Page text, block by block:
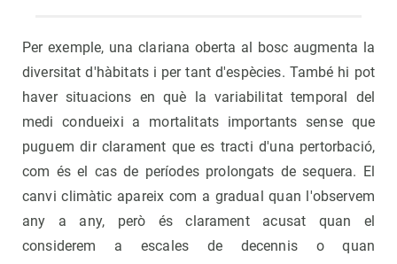
Per exemple, una clariana oberta al bosc augmenta la
diversitat d'hàbitats i per tant d'espècies. També hi pot
haver situacions en què la variabilitat temporal del
medi condueixi a mortalitats importants sense que
puguem dir clarament que es tracti d'una pertorbació,
com és el cas de períodes prolongats de sequera. El
canvi climàtic apareix com a gradual quan l'observem
any a any, però és clarament acusat quan el
considerem a escales de decennis o quan